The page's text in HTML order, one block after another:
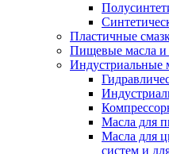
Пластичные
Пищевые масла и
Индустриальные
Масла для
Масла для
систем и